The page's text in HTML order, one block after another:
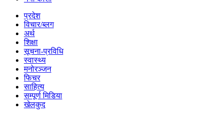
प्रदेश
विचार/ब्लग
अर्थ
शिक्षा
सूचना-प्रविधि
स्वास्थ्य
मनोरञ्जन
फिचर
साहित्य
सम्पूर्ण मिडिया
खेलकुद